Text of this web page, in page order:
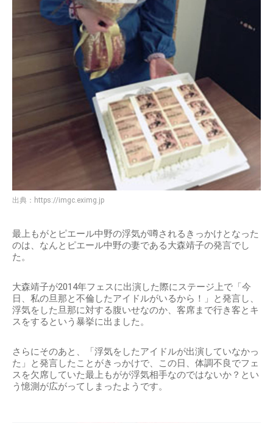
出典： https://imgc.eximg.jp
最上もがとピエール中野の浮気が噂されるきっかけとなった
のは、なんとピエール中野の妻である大森靖子の発言でし
た。
大森靖子が2014年フェスに出演した際にステージ上で「今
日、私の旦那と不倫したアイドルがいるから！」と発言し、
浮気をした旦那に対する腹いせなのか、客席まで行き客とキ
スをするという暴挙に出ました。
さらにそのあと、「浮気をしたアイドルが出演していなかっ
た」と発言したことがきっかけで、この日、体調不良でフェ
スを欠席していた最上もがが浮気相手なのではないか？とい
う憶測が広がってしまったようです。